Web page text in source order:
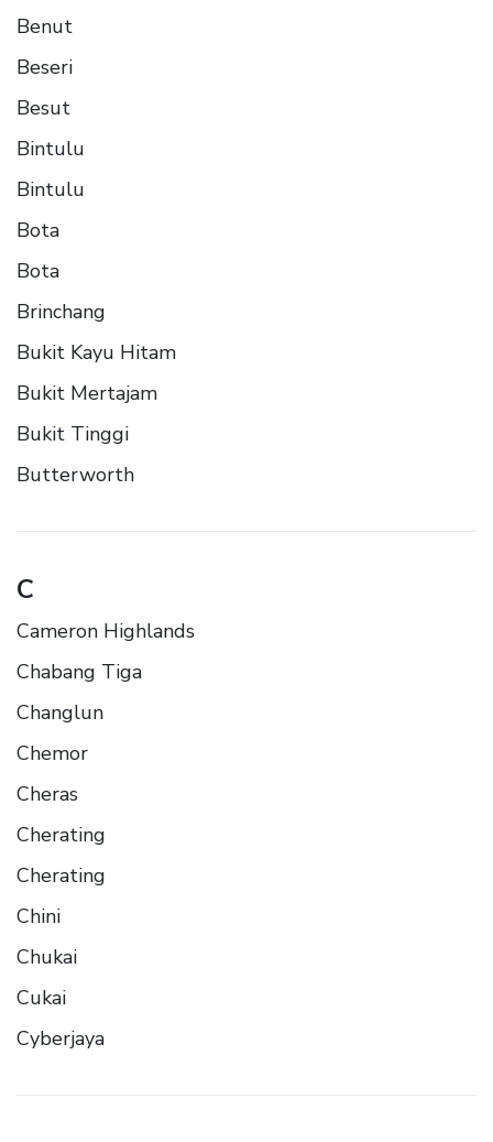
Benut
Beseri
Besut
Bintulu
Bintulu
Bota
Bota
Brinchang
Bukit Kayu Hitam
Bukit Mertajam
Bukit Tinggi
Butterworth
C
Cameron Highlands
Chabang Tiga
Changlun
Chemor
Cheras
Cherating
Cherating
Chini
Chukai
Cukai
Cyberjaya